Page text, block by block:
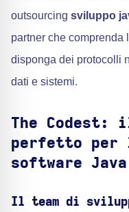
outsourcing sviluppo
partner che comprenda
disponga dei protocolli
dati e sistemi.
The Codest:
perfetto per
software Java
Il team di